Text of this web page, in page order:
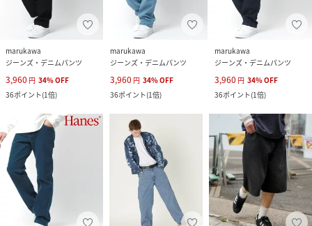
marukawa
ジーンズ・デニムパンツ
3,960 円 34%OFF
36ポイント(1倍)
marukawa
ジーンズ・デニムパンツ
3,960 円 34%OFF
36ポイント(1倍)
marukawa
ジーンズ・デニムパンツ
3,960 円 34%OFF
36ポイント(1倍)